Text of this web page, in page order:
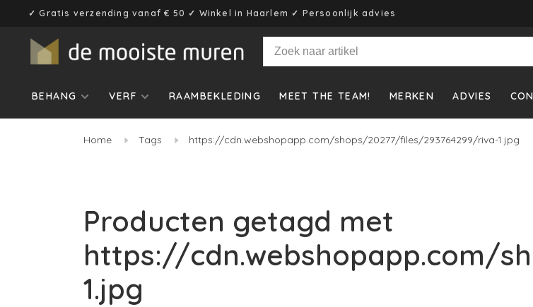
✓ Gratis verzending vanaf € 50 ✓ Winkel in Haarlem ✓ Persoonlijk advies
BEHANG VERF RAAMBEKLEDING MEET THE TEAM! MERKEN ADVIES
Home Tags https://cdn.webshopapp.com/shops/20277/files/293764299/riva-1.jpg
Producten getagd met
https://cdn.webshopapp.com/
1.jpg